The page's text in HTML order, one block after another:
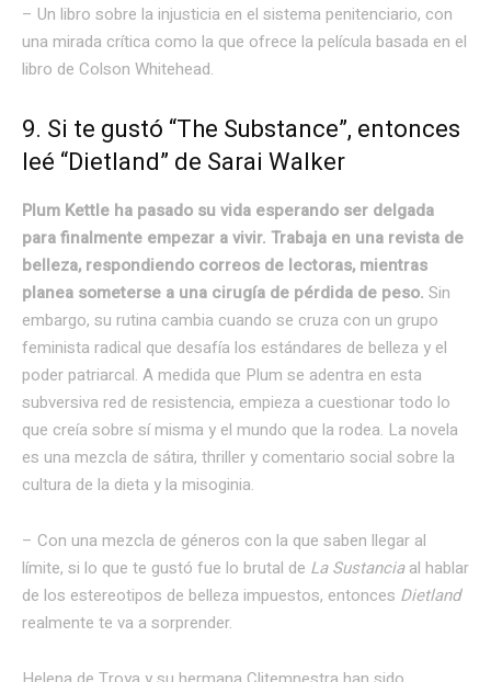
– Un libro sobre la injusticia en el sistema penitenciario, con
una mirada crítica como la que ofrece la película basada en el
libro de Colson Whitehead.
9. Si te gustó “The Substance”, entonces
leé “Dietland” de Sarai Walker
Plum Kettle ha pasado su vida esperando ser delgada
para finalmente empezar a vivir. Trabaja en una revista de
belleza, respondiendo correos de lectoras, mientras
planea someterse a una cirugía de pérdida de peso. Sin
embargo, su rutina cambia cuando se cruza con un grupo
feminista radical que desafía los estándares de belleza y el
poder patriarcal. A medida que Plum se adentra en esta
subversiva red de resistencia, empieza a cuestionar todo lo
que creía sobre sí misma y el mundo que la rodea. La novela
es una mezcla de sátira, thriller y comentario social sobre la
cultura de la dieta y la misoginia.
– Con una mezcla de géneros con la que saben llegar al
límite, si lo que te gustó fue lo brutal de La Sustanciaal hablar
de los estereotipos de belleza impuestos, entonces Dietland
realmente te va a sorprender.